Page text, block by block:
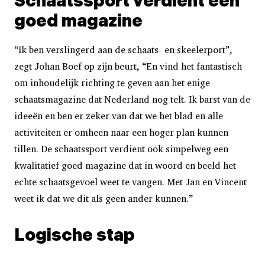
goed magazine
“Ik ben verslingerd aan de schaats- en skeelerport”,
zegt Johan Boef op zijn beurt, “En vind het fantastisch
om inhoudelijk richting te geven aan het enige
schaatsmagazine dat Nederland nog telt. Ik barst van de
ideeën en ben er zeker van dat we het blad en alle
activiteiten er omheen naar een hoger plan kunnen
tillen. De schaatssport verdient ook simpelweg een
kwalitatief goed magazine dat in woord en beeld het
echte schaatsgevoel weet te vangen. Met Jan en Vincent
weet ik dat we dit als geen ander kunnen.”
Logische stap